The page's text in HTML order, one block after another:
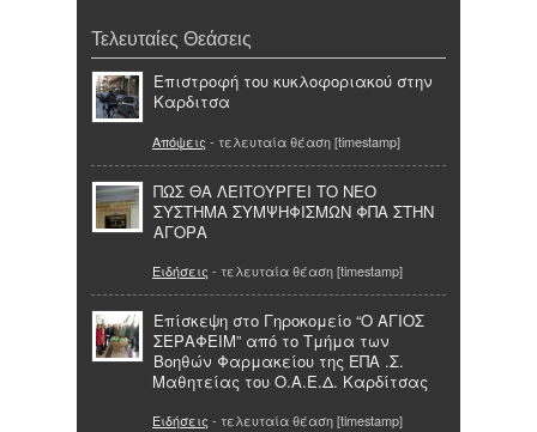
Τελευταίες Θεάσεις
Eπιστροφή του κυκλοφοριακού στην
Καρδιτσα
Απόψεις - τελευταία θέαση [timestamp]
ΠΩΣ ΘΑ ΛΕΙΤΟΥΡΓΕΙ ΤΟ ΝΕΟ
ΣΥΣΤΗΜΑ ΣΥΜΨΗΦΙΣΜΩΝ ΦΠΑ ΣΤΗΝ
ΑΓΟΡΑ
Ειδήσεις - τελευταία θέαση [timestamp]
Επίσκεψη στο Γηροκομείο “Ο ΑΓΙΟΣ
ΣΕΡΑΦΕΙΜ” από το Τμήμα των
Βοηθών Φαρμακείου της ΕΠΑ .Σ.
Μαθητείας του Ο.Α.Ε.Δ. Καρδίτσας
Ειδήσεις - τελευταία θέαση [timestamp]